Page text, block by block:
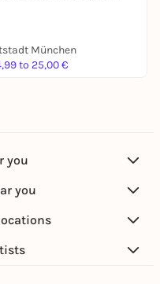
München
to 25,00 €
you
you